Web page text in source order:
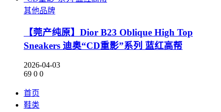
其他品牌
【莞产纯原】Dior B23 Oblique High Top
Sneakers 迪奥“CD重影”系列 蓝红高帮
2026-04-03
69 0 0
首页
鞋类